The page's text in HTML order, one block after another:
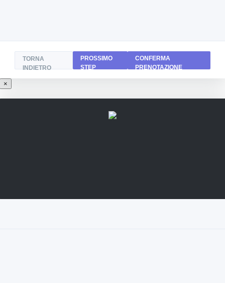
TORNA
INDIETRO
PROSSIMO
STEP
CONFERMA
PRENOTAZIONE
×